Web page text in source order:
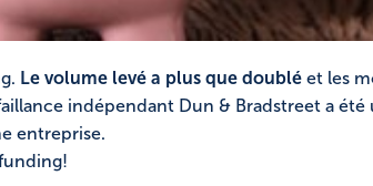
Le volume levé a plus que doublé et les
indépendant Dun & Bradstreet a été
entreprise.